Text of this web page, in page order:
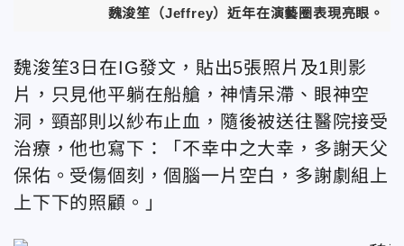
魏浚笙（Jeffrey）近年在演藝圈表現亮眼。
魏浚笙3日在IG發文，貼出5張照片及1則影
片，只見他平躺在船艙，神情呆滯、眼神空
洞，頸部則以紗布止血，隨後被送往醫院接受
治療，他也寫下：「不幸中之大幸，多謝天父
保佑。受傷個刻，個腦一片空白，多謝劇組上
上下下的照顧。」